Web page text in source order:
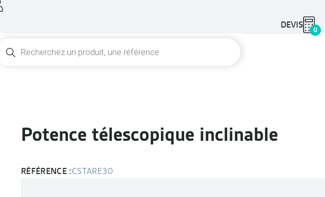
produits
0
DEVIS
Potence télescopique inclinable
RÉFÉRENCE :CSTARE30